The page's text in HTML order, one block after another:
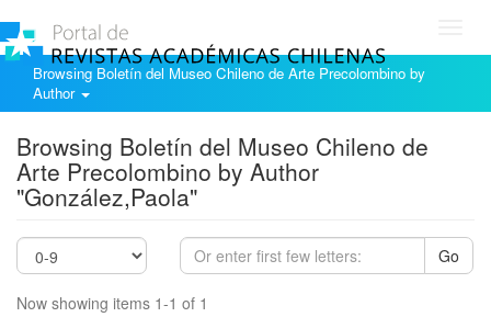
Browsing Boletín del Museo Chileno de Arte Precolombino by
Author
Browsing Boletín del Museo Chileno de
Arte Precolombino by Author
"González,Paola"
Go
Now showing items 1-1 of 1